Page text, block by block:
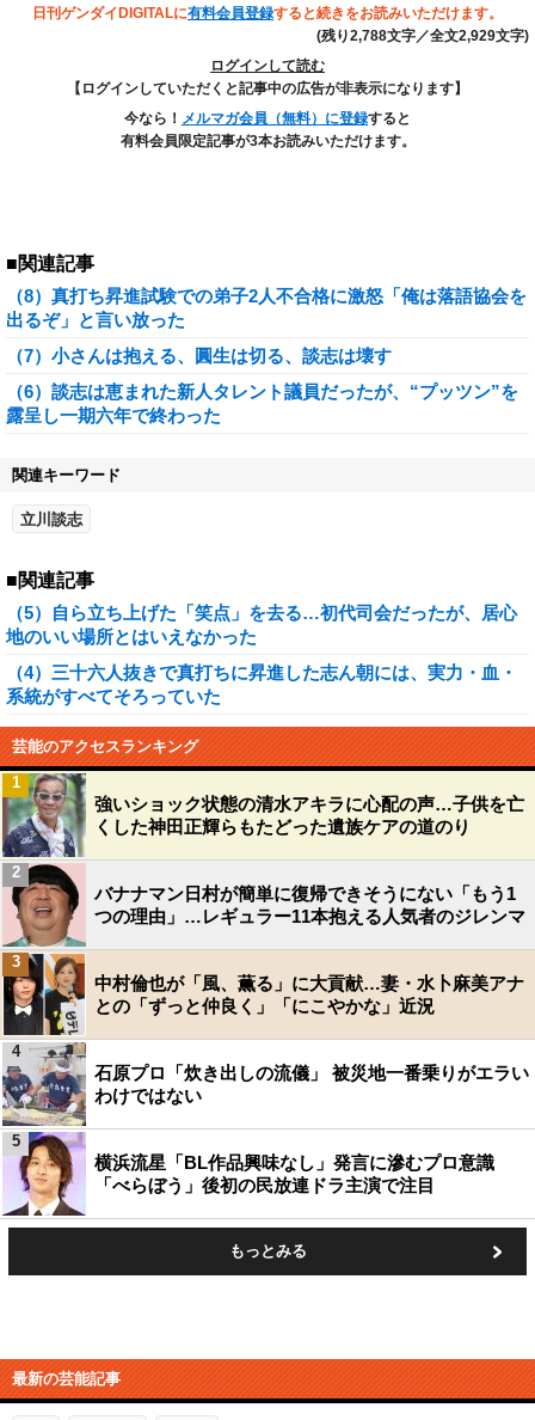
日刊ゲンダイDIGITALに有料会員登録すると続きをお読みいただけます。
(残り2,788文字／全文2,929文字)
ログインして読む
【ログインしていただくと記事中の広告が非表示になります】
今なら！ メルマガ会員（無料）に登録すると
有料会員限定記事が3本お読みいただけます。
■関連記事
（8）真打ち昇進試験での弟子2人不合格に激怒「俺は落語協会を
出るぞ」と言い放った
（7）小さんは抱える、圓生は切る、談志は壊す
（6）談志は恵まれた新人タレント議員だったが、“プッツン”を
露呈し一期六年で終わった
関連キーワード
立川談志
■関連記事
（5）自ら立ち上げた「笑点」を去る…初代司会だったが、居心
地のいい場所とはいえなかった
（4）三十六人抜きで真打ちに昇進した志ん朝には、実力・血・
系統がすべてそろっていた
芸能のアクセスランキング
強いショック状態の清水アキラに心配の声…子供を亡
くした神田正輝らもたどった遺族ケアの道のり
1
バナナマン日村が簡単に復帰できそうにない「もう1
つの理由」…レギュラー11本抱える人気者のジレンマ
2
中村倫也が「風、薫る」に大貢献…妻・水卜麻美アナ
との「ずっと仲良く」「にこやかな」近況
3
石原プロ「炊き出しの流儀」 被災地一番乗りがエラい
わけではない
4
横浜流星「BL作品興味なし」発言に滲むプロ意識
「べらぼう」後初の民放連ドラ主演で注目
5
もっとみる
最新の芸能記事